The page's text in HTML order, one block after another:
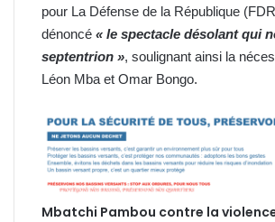
pour La Défense de la République
dénoncé « le spectacle désolant qui
septentrion », soulignant ainsi la
Léon Mba et Omar Bongo.
Mbatchi Pambou contre la